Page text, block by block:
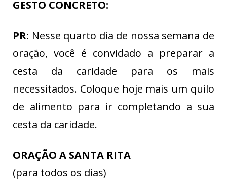
GESTO CONCRETO:
PR: Nesse quarto dia de nossa semana de
oração, você é convidado a preparar a
cesta da caridade para os mais
necessitados. Coloque hoje mais um quilo
de alimento para ir completando a sua
cesta da caridade.
ORAÇÃO A SANTA RITA
(para todos os dias)